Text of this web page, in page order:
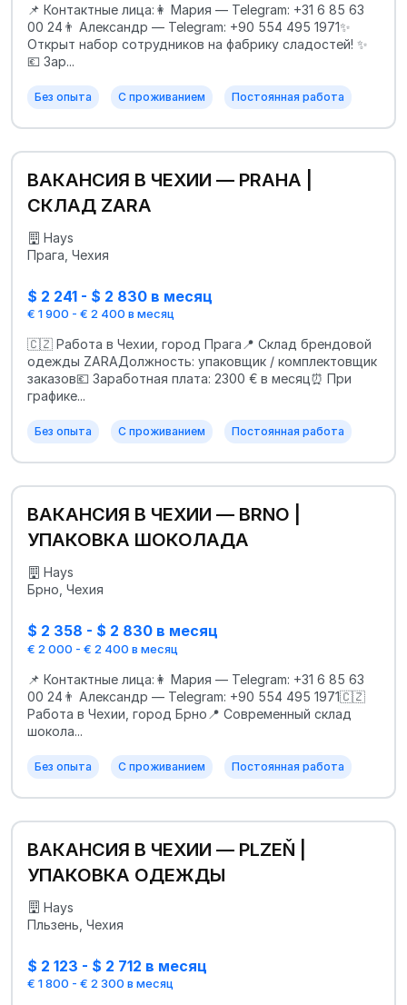
📌 Контактные лица:👩 Мария — Telegram: +31 6 85 63
00 24👨 Александр — Telegram: +90 554 495 1971✨
Открыт набор сотрудников на фабрику сладостей! ✨
💶 Зар...
Без опыта С проживанием Постоянная работа
ВАКАНСИЯ В ЧЕХИИ — PRAHA |
СКЛАД ZARA
Hays
Прага, Чехия
$ 2 241 - $ 2 830 в месяц
€ 1 900 - € 2 400 в месяц
🇨🇿 Работа в Чехии, город Прага📍 Склад брендовой
одежды ZARAДолжность: упаковщик / комплектовщик
заказов💶 Заработная плата: 2300 € в месяц⏰ При
графике...
Без опыта С проживанием Постоянная работа
ВАКАНСИЯ В ЧЕХИИ — BRNO |
УПАКОВКА ШОКОЛАДА
Hays
Брно, Чехия
$ 2 358 - $ 2 830 в месяц
€ 2 000 - € 2 400 в месяц
📌 Контактные лица:👩 Мария — Telegram: +31 6 85 63
00 24👨 Александр — Telegram: +90 554 495 1971🇨🇿
Работа в Чехии, город Брно📍 Современный склад
шокола...
Без опыта С проживанием Постоянная работа
ВАКАНСИЯ В ЧЕХИИ — PLZEŇ |
УПАКОВКА ОДЕЖДЫ
Hays
Пльзень, Чехия
$ 2 123 - $ 2 712 в месяц
€ 1 800 - € 2 300 в месяц